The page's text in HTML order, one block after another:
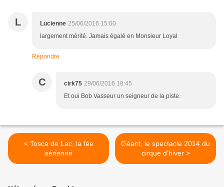
L Lucienne 25/06/2016 15:00
largement mérité. Jamais égalé en Monsieur Loyal
Répondre
C cirk75 29/06/2016 18:45
Et oui Bob Vasseur un seigneur de la piste.
< Tosca de Lac, la fée
aérienne
Géant, le spectacle 2014 du
cirque d’hiver >